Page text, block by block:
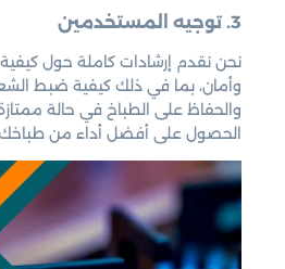
3. توجيه المستخدمين
نحن نقدم إرشادات كاملة حول
وأمان، بما في ذلك كيفية ضبط
والحفاظ على الطباخ في حالة
الحصول على أفضل أداء من طباخك